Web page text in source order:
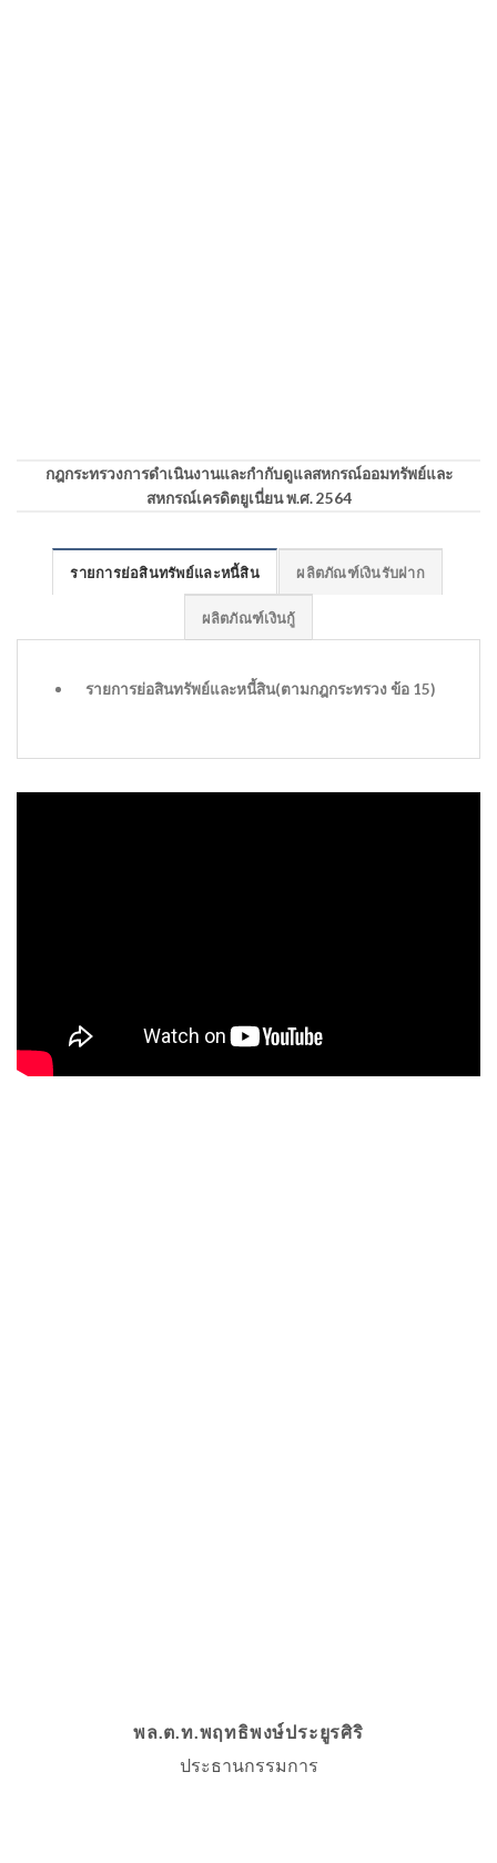
กฎกระทรวงการดำเนินงานและกำกับดูแลสหกรณ์ออมทรัพย์และ
สหกรณ์เครดิตยูเนี่ยน พ.ศ. 2564
รายการย่อสินทรัพย์และหนี้สิน ผลิตภัณฑ์เงินรับฝาก
ผลิตภัณฑ์เงินกู้
รายการย่อสินทรัพย์และหนี้สิน(ตามกฎกระทรวง ข้อ 15)
พล.ต.ท.พฤทธิพงษ์ประยูรศิริ
ประธานกรรมการ